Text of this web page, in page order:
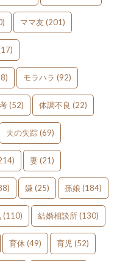
ママ友(201)
モラハラ (92)
(52) 体調不良 (22)
夫の失踪(69)
妻(21)
嫌 (25) 孫娘 (184)
(110) 結婚相談所(130)
育休 (49) 育児 (52)